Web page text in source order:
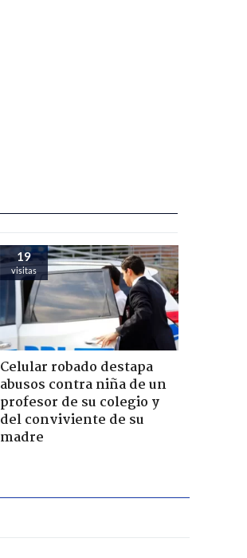
19
visitas
Celular robado destapa
abusos contra niña de un
profesor de su colegio y
del conviviente de su
madre